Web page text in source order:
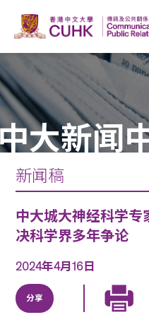
大新闻
新闻稿
中大城大神经科学专
决科学界多年争论
2024年4月16日
分享